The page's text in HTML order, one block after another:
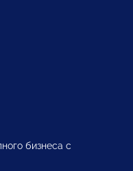
бизнеса с